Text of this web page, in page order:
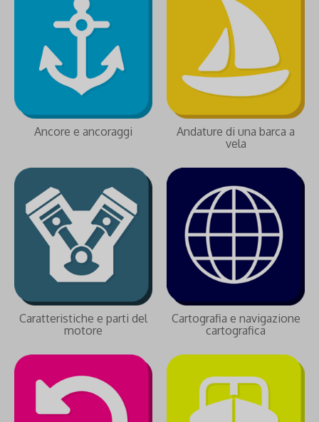
Ancore e ancoraggi
Andature di una barca a
vela
Caratteristiche e parti del
motore
Cartografia e navigazione
cartografica